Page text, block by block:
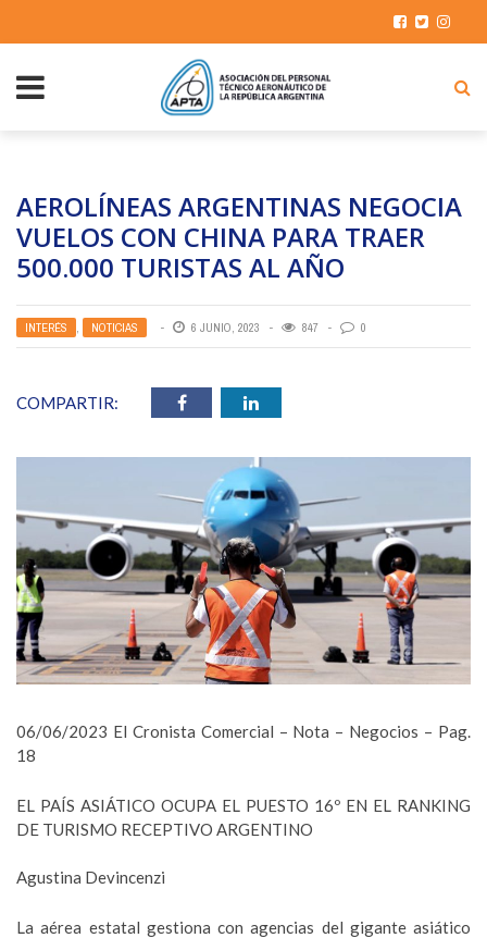
AEROLÍNEAS ARGENTINAS NEGOCIA
VUELOS CON CHINA PARA TRAER
500.000 TURISTAS AL AÑO
INTERÉS , NOTICIAS 6 JUNIO, 2023 847 0
COMPARTIR:
06/06/2023 El Cronista Comercial – Nota – Negocios – Pag.
18
EL PAÍS ASIÁTICO OCUPA EL PUESTO 16º EN EL RANKING
DE TURISMO RECEPTIVO ARGENTINO
Agustina Devincenzi
La aérea estatal gestiona con agencias del gigante asiático